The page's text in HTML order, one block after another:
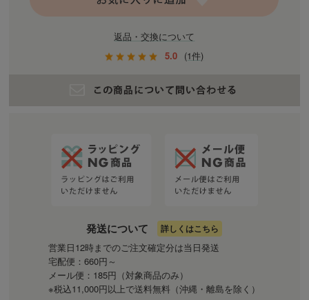
返品・交換について
5.0 (1件)
発送について 詳しくはこちら
営業日12時までのご注文確定分は当日発送
宅配便：660円～
メール便：185円（対象商品のみ）
※税込11,000円以上で送料無料（沖縄・離島を除く）